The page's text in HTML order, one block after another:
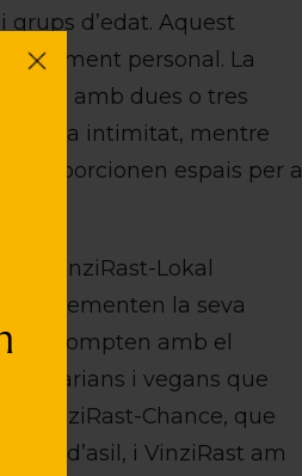
d’edat. Aquest
personal. La
amb dues o tres
a la intimitat, mentre
proporcionen espais per a
el VinziRast-Lokal
incrementen la seva
Compten amb el
i vegans que
VinziRast-Chance, que
d’asil, i VinziRast am